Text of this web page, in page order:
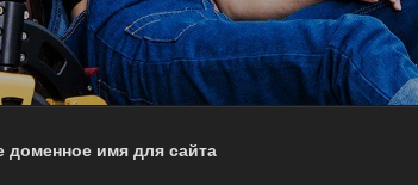
доменное имя для сайта